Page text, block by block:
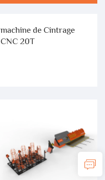
machine de Cintrage
CNC 20T